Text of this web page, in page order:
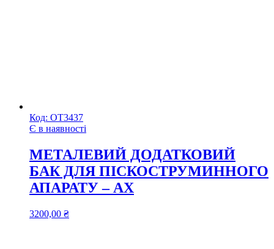
Код: ОТ3437
Є в наявності
МЕТАЛЕВИЙ ДОДАТКОВИЙ
БАК ДЛЯ ПІСКОСТРУМИННОГО
АПАРАТУ – АХ
3200,00 ₴